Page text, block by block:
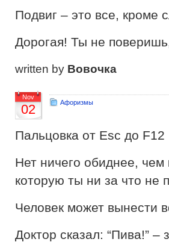
Подвиг – это все, кроме
Дорогая! Ты не
written by Вовочка
Nov
02 Афоризмы
Пальцовка от Esc до F12
Нет ничего обиднее, чем
которую ты ни за что не
Человек может вынести
Доктор сказал: “Пива!” –